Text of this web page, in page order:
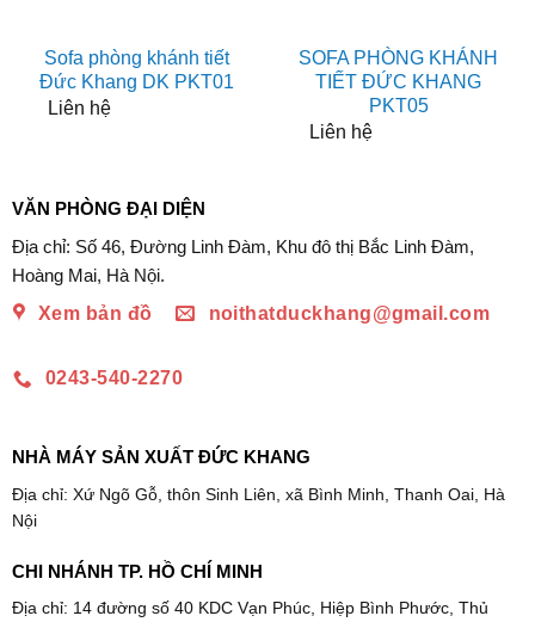
Sofa phòng khánh tiết
Đức Khang DK PKT01
Liên hệ
SOFA PHÒNG KHÁNH
TIẾT ĐỨC KHANG
PKT05
Liên hệ
VĂN PHÒNG ĐẠI DIỆN
Địa chỉ: Số 46, Đường Linh Đàm, Khu đô thị Bắc Linh Đàm,
Hoàng Mai, Hà Nội.
Xem bản đồ
noithatduckhang@gmail.com
0243-540-2270
NHÀ MÁY SẢN XUẤT ĐỨC KHANG
Địa chỉ: Xứ Ngõ Gỗ, thôn Sinh Liên, xã Bình Minh, Thanh Oai, Hà
Nội
CHI NHÁNH TP. HỒ CHÍ MINH
Địa chỉ: 14 đường số 40 KDC Vạn Phúc, Hiệp Bình Phước, Thủ